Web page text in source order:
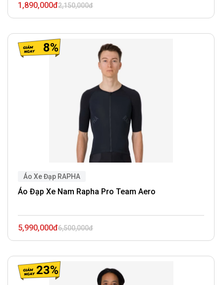
1,890,000đ2,150,000đ
8%
Áo Xe Đạp RAPHA
Áo Đạp Xe Nam Rapha Pro Team Aero
5,990,000đ6,500,000đ
23%